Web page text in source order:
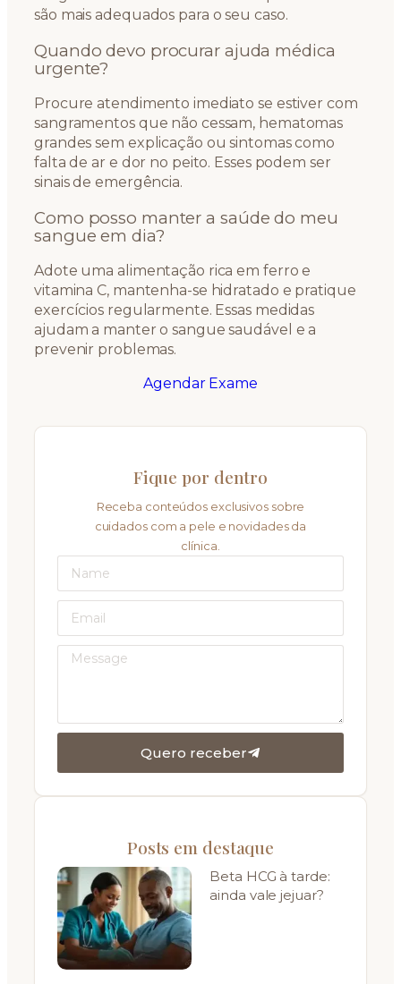
são mais adequados para o seu caso.
Quando devo procurar ajuda médica
urgente?
Procure atendimento imediato se estiver com
sangramentos que não cessam, hematomas
grandes sem explicação ou sintomas como
falta de ar e dor no peito. Esses podem ser
sinais de emergência.
Como posso manter a saúde do meu
sangue em dia?
Adote uma alimentação rica em ferro e
vitamina C, mantenha-se hidratado e pratique
exercícios regularmente. Essas medidas
ajudam a manter o sangue saudável e a
prevenir problemas.
Agendar Exame
Fique por dentro
Receba conteúdos exclusivos sobre
cuidados com a pele e novidades da
clínica.
Quero receber
Posts em destaque
Beta HCG à tarde:
ainda vale jejuar?